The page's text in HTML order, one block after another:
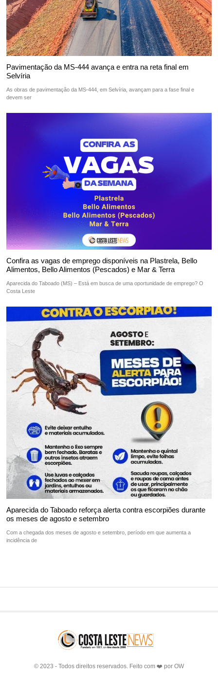
Pavimentação da MS-444 avança e entra na reta final em
Selvíria
As obras de pavimentação da MS-444, em Selvíria, avançam para a fase final e
devem ser
Confira as vagas de emprego disponíveis na Plastrela, Bello
Alimentos, Bello Alimentos (Pescados) e Mar & Terra
Aparecida do Taboado (MS) – Está em busca de uma oportunidade de emprego? O
Costa Leste
Aparecida do Taboado reforça alerta contra escorpiões durante
os meses de agosto e setembro
Com a chegada dos meses de agosto e setembro, período em que aumenta a
incidência de
© 2023 - Todos direitos reservados. Feito com ❤️ por OW